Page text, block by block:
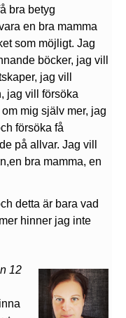
bra betyg
en bra mamma
som möjligt. Jag
böcker, jag vill
jag vill
jag vill försöka
mig själv mer, jag
försöka få
på allvar. Jag vill
bra mamma, en
detta är bara vad
hinner jag inte
12